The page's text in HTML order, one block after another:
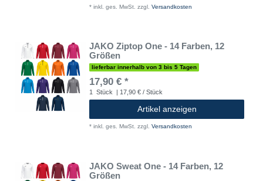
* inkl. ges. MwSt. zzgl. Versandkosten
JAKO Ziptop One - 14 Farben, 12
Größen
lieferbar innerhalb von 3 bis 5 Tagen
17,90 € *
1 Stück | 17,90 € / Stück
Artikel anzeigen
* inkl. ges. MwSt. zzgl. Versandkosten
JAKO Sweat One - 14 Farben, 12
Größen